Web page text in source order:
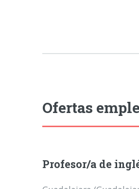
Ofertas
Profesor/a de